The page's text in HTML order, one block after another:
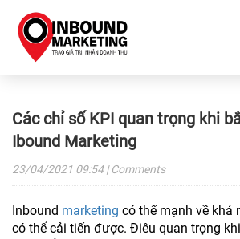
Các chỉ số KPI quan trọng khi
Ibound Marketing
23/04/2021 09:54| Comments
Inbound marketing có thế mạnh về khả
có thể cải tiến được. Điêu quan trọng